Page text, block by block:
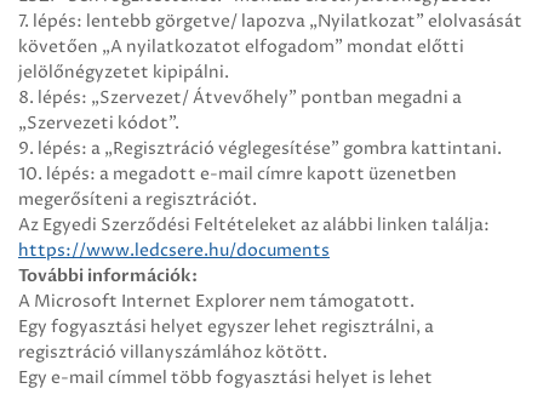
7. lépés: lentebb görgetve/ lapozva „Nyilatkozat” elolvasását
követően „A nyilatkozatot elfogadom” mondat előtti
jelölőnégyzetet kipipálni.
8. lépés: „Szervezet/ Átvevőhely” pontban megadni a
„Szervezeti kódot”.
9. lépés: a „Regisztráció véglegesítése” gombra kattintani.
10. lépés: a megadott e-mail címre kapott üzenetben
megerősíteni a regisztrációt.
Az Egyedi Szerződési Feltételeket az alábbi linken találja:
https://www.ledcsere.hu/documents
További információk:
A Microsoft Internet Explorer nem támogatott.
Egy fogyasztási helyet egyszer lehet regisztrálni, a
regisztráció villanyszámlához kötött.
Egy e-mail címmel több fogyasztási helyet is lehet